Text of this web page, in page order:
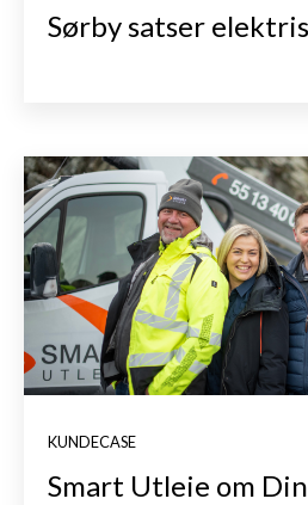
Sørby satser
KUNDECASE
Smart Utleie om